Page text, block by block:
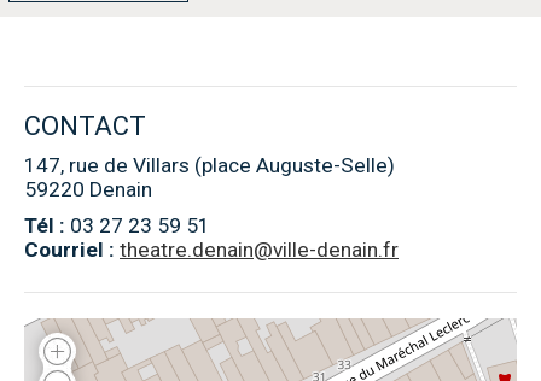
CONTACT
147, rue de Villars (place Auguste-Selle)
59220 Denain
Tél : 03 27 23 59 51
Courriel : theatre.denain@ville-denain.fr